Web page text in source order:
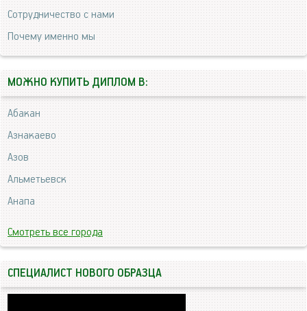
Сотрудничество с нами
Почему именно мы
МОЖНО КУПИТЬ ДИПЛОМ В:
Абакан
Азнакаево
Азов
Альметьевск
Анапа
Смотреть все города
СПЕЦИАЛИСТ НОВОГО ОБРАЗЦА